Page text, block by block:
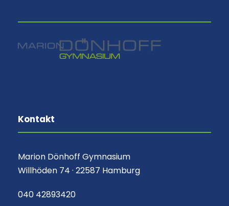
Kontakt
Marion Dönhoff Gymnasium
Willhöden 74 · 22587 Hamburg
040 42893420